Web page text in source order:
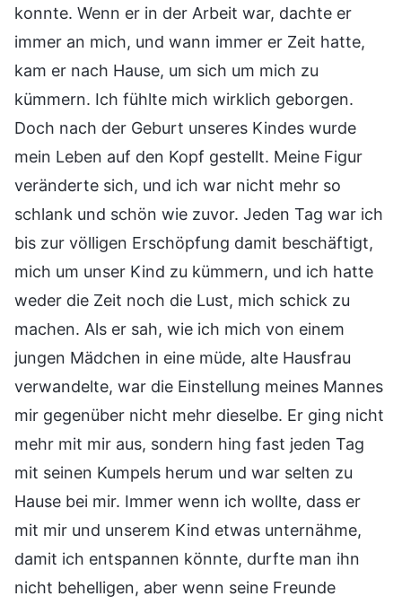
konnte. Wenn er in der Arbeit war, dachte er
immer an mich, und wann immer er Zeit hatte,
kam er nach Hause, um sich um mich zu
kümmern. Ich fühlte mich wirklich geborgen.
Doch nach der Geburt unseres Kindes wurde
mein Leben auf den Kopf gestellt. Meine Figur
veränderte sich, und ich war nicht mehr so
schlank und schön wie zuvor. Jeden Tag war ich
bis zur völligen Erschöpfung damit beschäftigt,
mich um unser Kind zu kümmern, und ich hatte
weder die Zeit noch die Lust, mich schick zu
machen. Als er sah, wie ich mich von einem
jungen Mädchen in eine müde, alte Hausfrau
verwandelte, war die Einstellung meines Mannes
mir gegenüber nicht mehr dieselbe. Er ging nicht
mehr mit mir aus, sondern hing fast jeden Tag
mit seinen Kumpels herum und war selten zu
Hause bei mir. Immer wenn ich wollte, dass er
mit mir und unserem Kind etwas unternähme,
damit ich entspannen könnte, durfte man ihn
nicht behelligen, aber wenn seine Freunde